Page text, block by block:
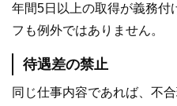
年間5日以上の取得が義務付
フも例外ではありません。
待遇差の禁止
同じ仕事内容であれば、不